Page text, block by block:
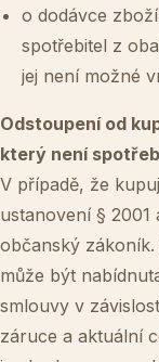
o dodávce
spotřebitel z
jej není možné
Odstoupení od
který není
V případě, že
ustanovení § 2001
občanský
může být
smlouvy v
záruce a aktuální